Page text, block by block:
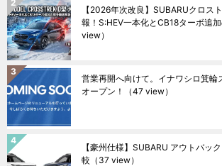
【2026年次改良】SUBARUクロス
報！S:HEV一本化とCB18ターボ追
view）
営業再開へ向けて。イナワシロ箕輪
オープン！
（47 view）
【豪州仕様】SUBARU アウトバッ
較 （37 view）